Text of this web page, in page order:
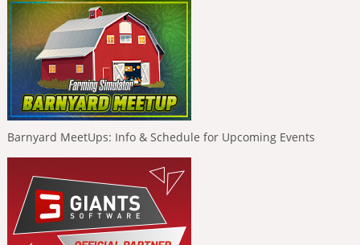
Barnyard MeetUps: Info & Schedule for Upcoming Events